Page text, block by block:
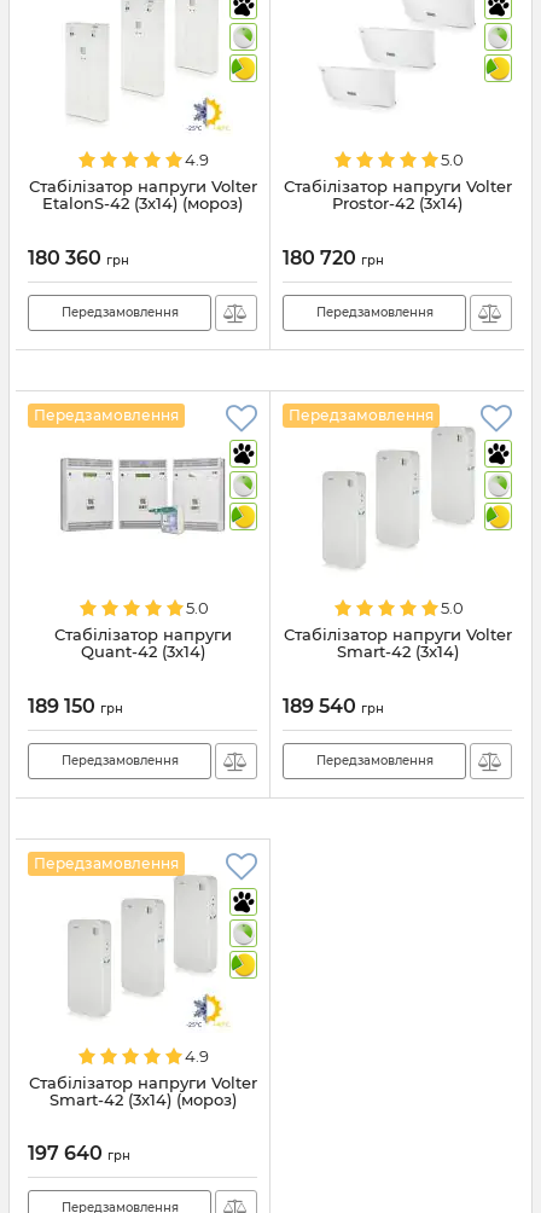
4.9
Стабілізатор напруги Volter
EtalonS-42 (3x14) (мороз)
180 360 грн
Передзамовлення
5.0
Стабілізатор напруги Volter
Prostor-42 (3x14)
180 720 грн
Передзамовлення
Передзамовлення
5.0
Стабілізатор напруги
Quant-42 (3х14)
189 150 грн
Передзамовлення
Передзамовлення
5.0
Стабілізатор напруги Volter
Smart-42 (3x14)
189 540 грн
Передзамовлення
Передзамовлення
4.9
Стабілізатор напруги Volter
Smart-42 (3x14) (мороз)
197 640 грн
Передзамовлення